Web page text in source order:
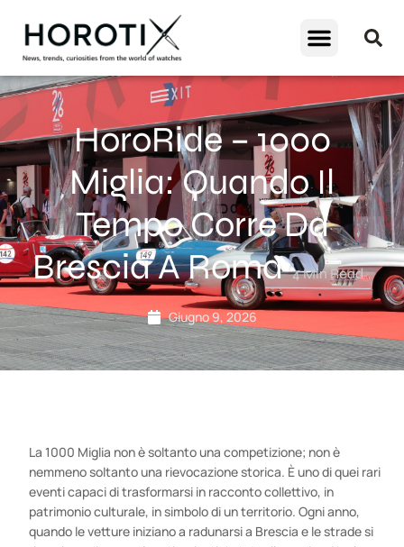
HoroRide – 1000
Miglia: Quando Il
Tempo Corre Da
Brescia A Roma 4Min Read
Giugno 9, 2026
La 1000 Miglia non è soltanto una competizione; non è
nemmeno soltanto una rievocazione storica. È uno di quei rari
eventi capaci di trasformarsi in racconto collettivo, in
patrimonio culturale, in simbolo di un territorio. Ogni anno,
quando le vetture iniziano a radunarsi a Brescia e le strade si